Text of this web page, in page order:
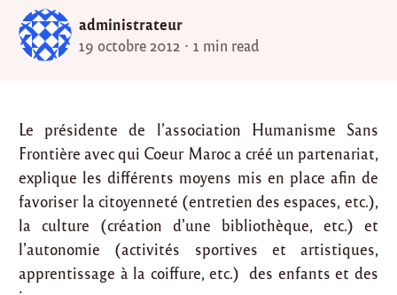
administrateur
19 octobre 2012
1 min read
Le présidente de l’association Humanisme Sans
Frontière avec qui Coeur Maroc a créé un partenariat,
explique les différents moyens mis en place afin de
favoriser la citoyenneté (entretien des espaces, etc.),
la culture (création d’une bibliothèque, etc.) et
l’autonomie (activités sportives et artistiques,
apprentissage à la coiffure, etc.) des enfants et des